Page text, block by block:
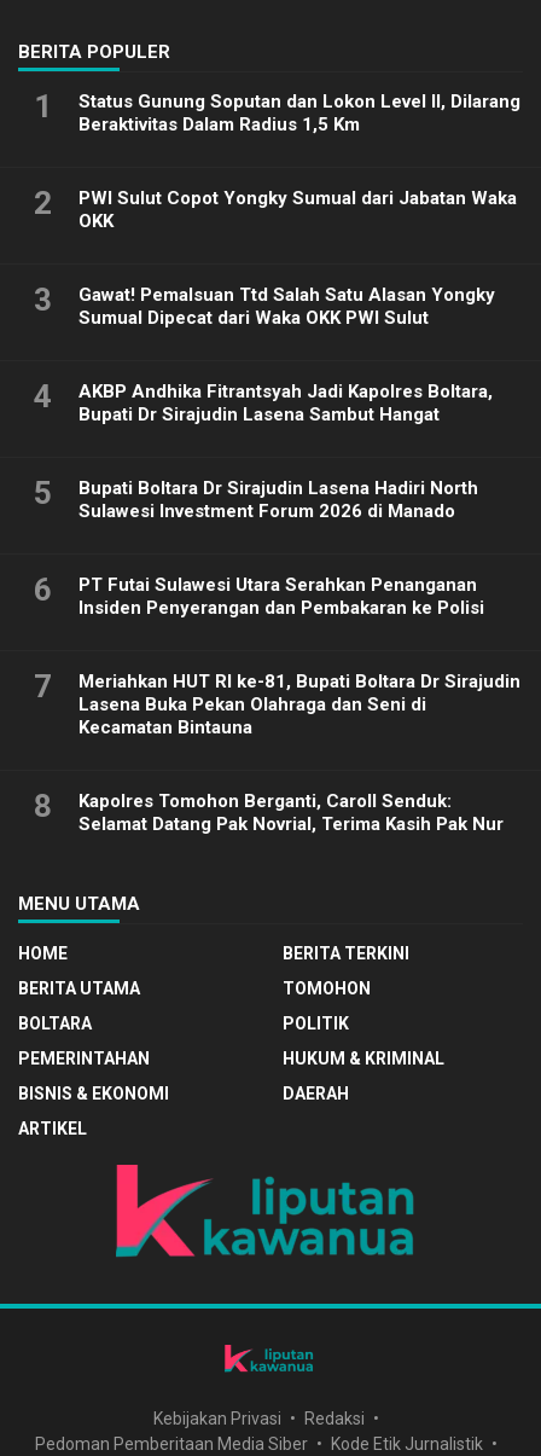
BERITA POPULER
1
Status Gunung Soputan dan Lokon Level II, Dilarang
Beraktivitas Dalam Radius 1,5 Km
2
PWI Sulut Copot Yongky Sumual dari Jabatan Waka
OKK
3
Gawat! Pemalsuan Ttd Salah Satu Alasan Yongky
Sumual Dipecat dari Waka OKK PWI Sulut
4
AKBP Andhika Fitrantsyah Jadi Kapolres Boltara,
Bupati Dr Sirajudin Lasena Sambut Hangat
5
Bupati Boltara Dr Sirajudin Lasena Hadiri North
Sulawesi Investment Forum 2026 di Manado
6
PT Futai Sulawesi Utara Serahkan Penanganan
Insiden Penyerangan dan Pembakaran ke Polisi
7
Meriahkan HUT RI ke-81, Bupati Boltara Dr Sirajudin
Lasena Buka Pekan Olahraga dan Seni di
Kecamatan Bintauna
8
Kapolres Tomohon Berganti, Caroll Senduk:
Selamat Datang Pak Novrial, Terima Kasih Pak Nur
MENU UTAMA
HOME
BERITA TERKINI
BERITA UTAMA
TOMOHON
BOLTARA
POLITIK
PEMERINTAHAN
HUKUM & KRIMINAL
BISNIS & EKONOMI
DAERAH
ARTIKEL
Kebijakan Privasi
Redaksi
Pedoman Pemberitaan Media Siber
Kode Etik Jurnalistik